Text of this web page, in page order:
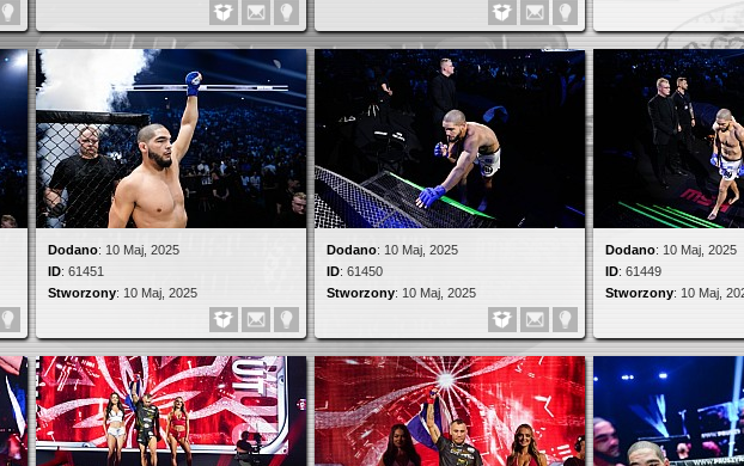
Dodano: 10 Maj, 2025
ID: 61449
Stworzony: 10 Maj,
Dodano: 10 Maj, 2025
ID: 61450
Stworzony: 10 Maj, 2025
Dodano: 10 Maj, 2025
ID: 61451
Stworzony: 10 Maj, 2025